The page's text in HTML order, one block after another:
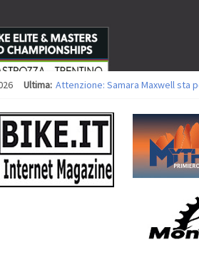
Ultima: Attenzione: Samara Maxwell sta
Europei XCO: vittorie per
35ª Marathon Bike della
Europei MTB: il Team Relay